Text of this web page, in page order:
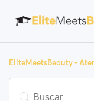
EliteMeetsBeauty -